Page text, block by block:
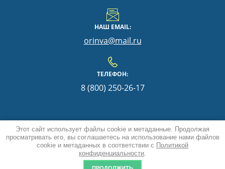
Этот сайт использует файлы cookie и метаданные. Продолжая
просматривать его, вы соглашаетесь на использование нами файлов
cookie и метаданных в соответствии с Политикой
конфиденциальности.
НАШ EMAIL:
orinva@mail.ru
ТЕЛЕФОН:
8 (800) 250-26-17
COPYRIGHT © 2019 -
2026
ПОЛИТИКА
Мегагрупп.ру